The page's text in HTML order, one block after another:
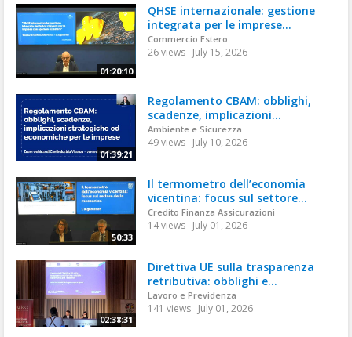
01:20:10
QHSE internazionale: gestione
integrata per le imprese...
Commercio Estero
26 views July 15, 2026
01:39:21
Regolamento CBAM: obblighi,
scadenze, implicazioni...
Ambiente e Sicurezza
49 views July 10, 2026
50:33
Il termometro dell’economia
vicentina: focus sul settore...
Credito Finanza Assicurazioni
14 views July 01, 2026
02:38:31
Direttiva UE sulla trasparenza
retributiva: obblighi e...
Lavoro e Previdenza
141 views July 01, 2026